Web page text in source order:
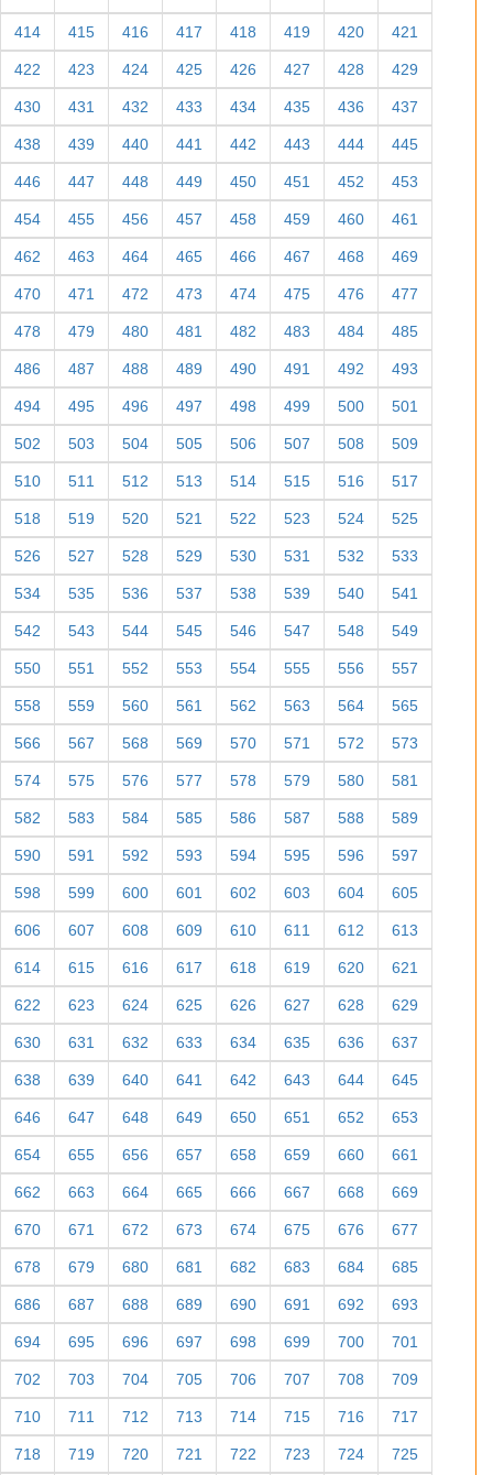
414 415 416 417 418 419 420 421
422 423 424 425 426 427 428 429
430 431 432 433 434 435 436 437
438 439 440 441 442 443 444 445
446 447 448 449 450 451 452 453
454 455 456 457 458 459 460 461
462 463 464 465 466 467 468 469
470 471 472 473 474 475 476 477
478 479 480 481 482 483 484 485
486 487 488 489 490 491 492 493
494 495 496 497 498 499 500 501
502 503 504 505 506 507 508 509
510 511 512 513 514 515 516 517
518 519 520 521 522 523 524 525
526 527 528 529 530 531 532 533
534 535 536 537 538 539 540 541
542 543 544 545 546 547 548 549
550 551 552 553 554 555 556 557
558 559 560 561 562 563 564 565
566 567 568 569 570 571 572 573
574 575 576 577 578 579 580 581
582 583 584 585 586 587 588 589
590 591 592 593 594 595 596 597
598 599 600 601 602 603 604 605
606 607 608 609 610 611 612 613
614 615 616 617 618 619 620 621
622 623 624 625 626 627 628 629
630 631 632 633 634 635 636 637
638 639 640 641 642 643 644 645
646 647 648 649 650 651 652 653
654 655 656 657 658 659 660 661
662 663 664 665 666 667 668 669
670 671 672 673 674 675 676 677
678 679 680 681 682 683 684 685
686 687 688 689 690 691 692 693
694 695 696 697 698 699 700 701
702 703 704 705 706 707 708 709
710 711 712 713 714 715 716 717
718 719 720 721 722 723 724 725